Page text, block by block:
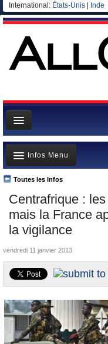
International: États-Unis Inde
Page d'accueil
Infos
Gouvernement
Ministères/Directions
Blog
Elections européennes
Centrafrique :
mais la France
la vigilance
Toutes les Infos
Infos Menu
A la Une
Polémiques
Où va l’argent?
Elections européennes
Infos insolites
vendredi 11 janvier 2013